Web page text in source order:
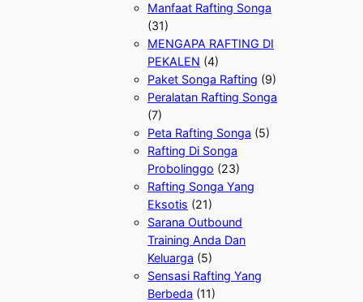
Manfaat Rafting Songa
(31)
MENGAPA RAFTING DI
PEKALEN (4)
Paket Songa Rafting (9)
Peralatan Rafting Songa
(7)
Peta Rafting Songa (5)
Rafting Di Songa
Probolinggo (23)
Rafting Songa Yang
Eksotis (21)
Sarana Outbound
Training Anda Dan
Keluarga (5)
Sensasi Rafting Yang
Berbeda (11)